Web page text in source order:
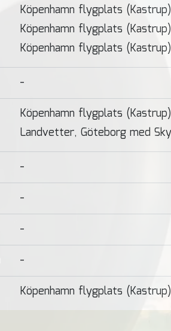
Köpenhamn flygplats
Köpenhamn flygplats
Köpenhamn flygplats
-
Köpenhamn flygplats
Landvetter, Göteborg med
-
-
-
-
Köpenhamn flygplats